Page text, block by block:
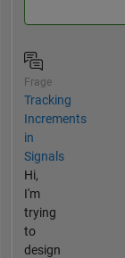
Frage
Tracking
Increments
in
Signals
Hi,
I'm
trying
to
design